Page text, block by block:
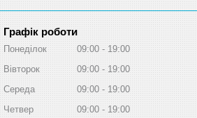
Графік роботи
Понеділок 09:00
19:00
Вівторок
09:00
19:00
Середа
09:00
19:00
Четвер
09:00
19:00